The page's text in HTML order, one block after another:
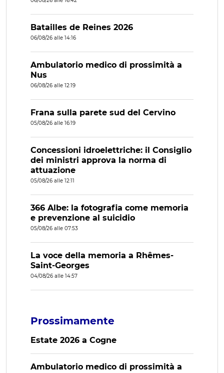
Batailles de Reines 2026
06/08/26 alle 14:16
Ambulatorio medico di prossimità a
Nus
06/08/26 alle 12:19
Frana sulla parete sud del Cervino
05/08/26 alle 16:19
Concessioni idroelettriche: il Consiglio
dei ministri approva la norma di
attuazione
05/08/26 alle 12:11
366 Albe: la fotografia come memoria
e prevenzione al suicidio
05/08/26 alle 07:53
La voce della memoria a Rhêmes-
Saint-Georges
04/08/26 alle 14:57
Prossimamente
Estate 2026 a Cogne
Ambulatorio medico di prossimità a